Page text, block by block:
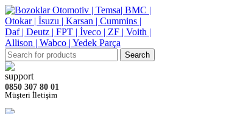
Search
0850 307 80 01
Müşteri İletişim